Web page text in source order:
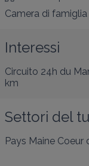
Camera di famiglia
Interessi
Circuito 24h du
km
Settori del
Pays Maine Coeur